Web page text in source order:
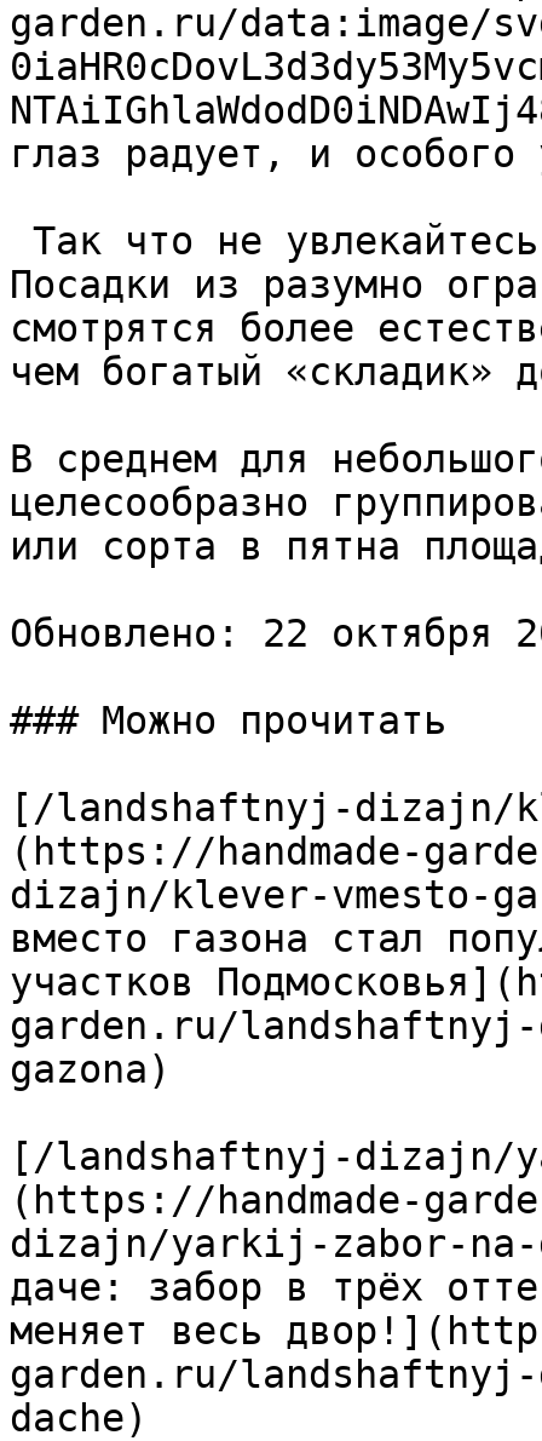
garden.ru/data:image/
глаз радует, и
Посадки из разумно
смотрятся более
чем богатый «складик»
В среднем для
целесообразно
или сорта в пятна
Обновлено: 22 октября
### Можно прочитать
[/landshaftnyj-dizajn/
(https://handmade-
dizajn/klever-vmesto-
вместо газона стал
участков
garden.ru/
gazona)
[/landshaftnyj-dizajn/
(https://handmade-
dizajn/yarkij-zabor-na-
даче: забор в трёх
меняет весь
garden.ru/
dache)